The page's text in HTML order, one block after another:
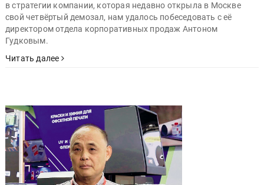
в стратегии компании, которая недавно открыла в Москве
свой четвёртый демозал, нам удалось побеседовать с её
директором отдела корпоративных продаж Антоном
Гудковым.
Читать далее